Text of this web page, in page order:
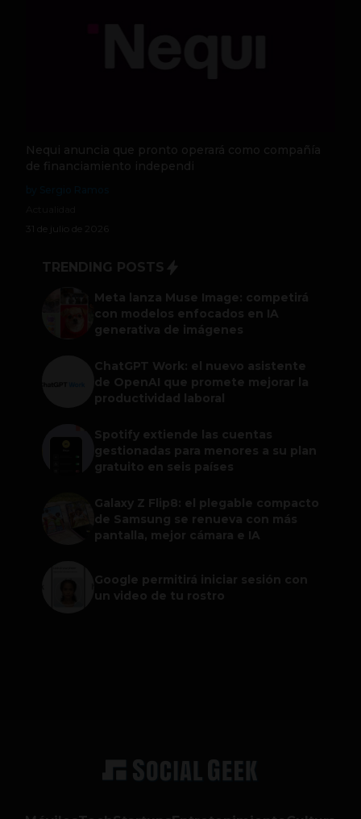
Nequi anuncia que pronto operará como compañía
de financiamiento independi
31 de julio de 2026
TRENDING POSTS
Meta lanza Muse Image: competirá
con modelos enfocados en IA
generativa de imágenes
ChatGPT Work: el nuevo asistente
de OpenAI que promete mejorar la
productividad laboral
Spotify extiende las cuentas
gestionadas para menores a su plan
gratuito en seis países
Galaxy Z Flip8: el plegable compacto
de Samsung se renueva con más
pantalla, mejor cámara e IA
Google permitirá iniciar sesión con
un video de tu rostro